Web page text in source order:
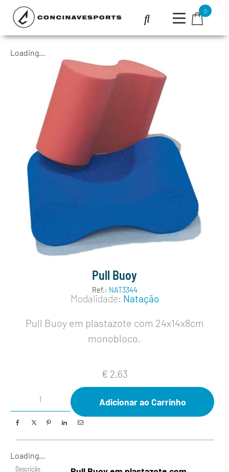
0
Loading...
Pull Buoy
Ref.: NAT3344
Modalidade: Natação
Pull Buoy em plastazote com 24x14x8cm
monobloco.
€ 2,63
Adicionar ao Carrinho
Loading...
Descrição